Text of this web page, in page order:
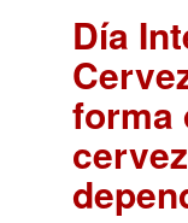
Día
forma